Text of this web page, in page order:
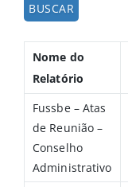
Nome do
Relatório
Fussbe – Atas
de Reunião –
Conselho
Administrativo